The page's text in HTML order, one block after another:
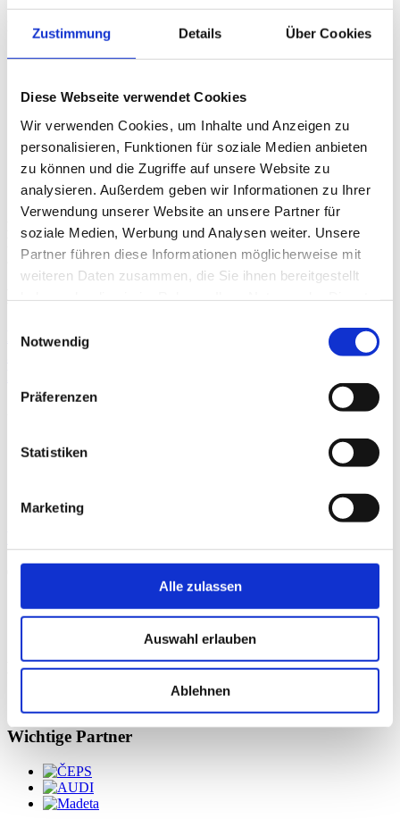
Zustimmung Details Über Cookies
Diese Webseite verwendet Cookies
Wir verwenden Cookies, um Inhalte und Anzeigen zu
personalisieren, Funktionen für soziale Medien anbieten
zu können und die Zugriffe auf unsere Website zu
analysieren. Außerdem geben wir Informationen zu Ihrer
Verwendung unserer Website an unsere Partner für
soziale Medien, Werbung und Analysen weiter. Unsere
Partner führen diese Informationen möglicherweise mit
weiteren Daten zusammen, die Sie ihnen bereitgestellt
Notwendig
Präferenzen
Statistiken
Marketing
Alle zulassen
Auswahl erlauben
Ablehnen
Nachricht
Aktuelle Informationen gibt es auf den sozialen Netzwerken
Das Eröffnungskonzert „Unerwarteter Barock“
findet am
Freitag, 11. Juli, um 21.00 Uhr statt, das Programm beginnt um
20.00 Uhr amSeeund imSchlosspark
Das könnte Sie auch interessieren
Festival Krumlov stellte das Programm des 35.
Jahrgangs vor. Er eröffnet mit der
Komplementär
Wichtige Partner